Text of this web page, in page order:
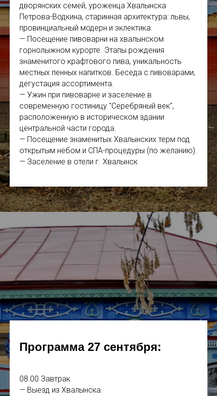
дворянских семей, уроженца Хвалынска
Петрова-Водкина, старинная архитектура: львы,
провинциальный модерн и эклектика.
— Посещение пивоварни на хвалынском
горнолыжном курорте. Этапы рождения
знаменитого крафтового пива, уникальность
местных пенных напитков. Беседа с пивоварами,
дегустация ассортимента.
— Ужин при пивоварне и заселение в
современную гостиницу "Серебряный век",
расположенную в историческом здании
центральной части города.
— Посещение знаменитых Хвалынских терм под
открытым небом и СПА-процедуры (по желанию).
— Заселение в отели г. Хвалынск
Программа 27 сентября:
08.00 Завтрак
— Выезд из Хвалынска.